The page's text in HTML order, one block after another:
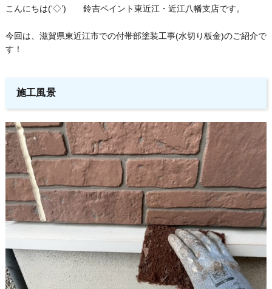
こんにちは(‘◇’)ゞ 鈴吉ペイント東近江・近江八幡支店です。
今回は、滋賀県東近江市での付帯部塗装工事(水切り板金)のご紹介で
す！
施工風景